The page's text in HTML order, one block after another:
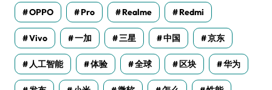
OPPO Pro Realme Redmi
Vivo 一加 三星 中国 京东
人工智能 体验 全球 区块 华为